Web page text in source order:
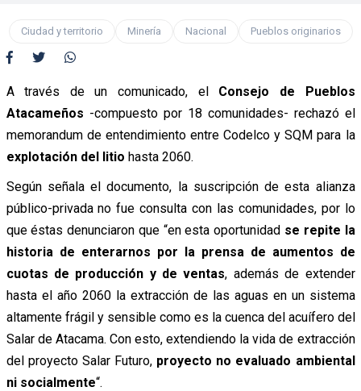
Ciudad y territorio Minería Nacional Pueblos originarios
A través de un comunicado, el Consejo de Pueblos
Atacameños -compuesto por 18 comunidades- rechazó el
memorandum de entendimiento entre Codelco y SQM para la
explotación del litio hasta 2060.
Según señala el documento, la suscripción de esta alianza
público-privada no fue consulta con las comunidades, por lo
que éstas denunciaron que “en esta oportunidad se repite la
historia de enterarnos por la prensa de aumentos de
cuotas de producción y de ventas, además de extender
hasta el año 2060 la extracción de las aguas en un sistema
altamente frágil y sensible como es la cuenca del acuífero del
Salar de Atacama. Con esto, extendiendo la vida de extracción
del proyecto Salar Futuro,proyecto no evaluado ambiental
ni socialmente“.